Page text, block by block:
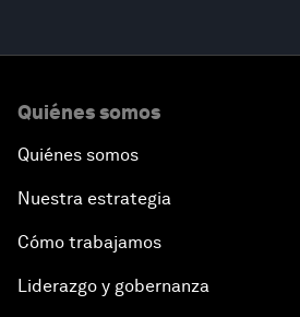
Quiénes somos
Quiénes somos
Nuestra estrategia
Cómo trabajamos
Liderazgo y gobernanza